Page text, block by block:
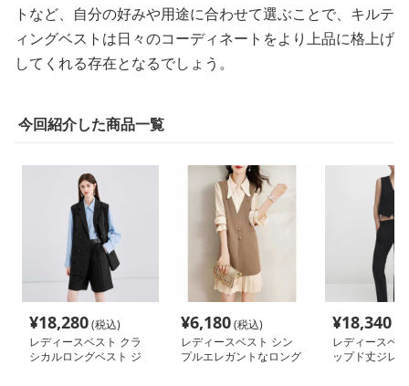
トなど、自分の好みや用途に合わせて選ぶことで、キルテ
ィングベストは日々のコーディネートをより上品に格上げ
してくれる存在となるでしょう。
今回紹介した商品一覧
¥18,280(税込)
レディースベスト クラ
シカルロングベスト ジ
¥6,180(税込)
レディースベスト シン
プルエレガントなロング
¥18,340
レディースベ
ップド丈ジレ